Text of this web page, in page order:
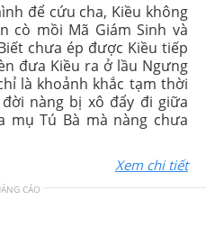
để cứu cha, Kiều không
cò mồi Mã Giám Sinh và
chưa ép được Kiều tiếp
đưa Kiều ra ở lầu Ngưng
là khoảnh khắc tạm thời
nàng bị xô đẩy đi giữa
mụ Tú Bà mà nàng chưa
Xem chi tiết
CÁO